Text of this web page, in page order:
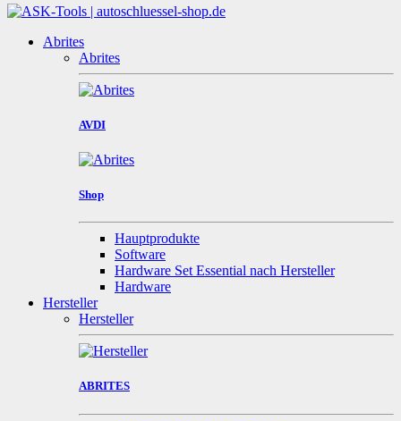
Abrites
Abrites
AVDI
Shop
Hauptprodukte
Software
Hardware Set Essential nach Hersteller
Hardware
Hersteller
Hersteller
ABRITES